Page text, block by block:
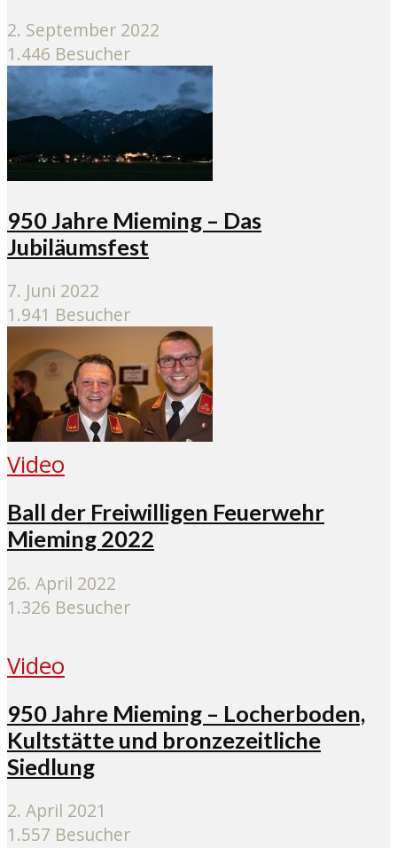
2. September 2022
1.446 Besucher
950 Jahre Mieming – Das
Jubiläumsfest
7. Juni 2022
1.941 Besucher
Video
Ball der Freiwilligen Feuerwehr
Mieming 2022
26. April 2022
1.326 Besucher
Video
950 Jahre Mieming – Locherboden,
Kultstätte und bronzezeitliche
Siedlung
2. April 2021
1.557 Besucher